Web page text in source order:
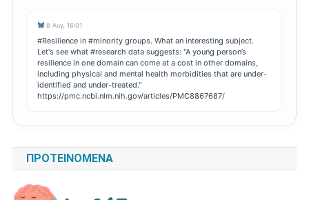
8 Αυγ, 16:01
#Resilience in #minority groups. What an interesting subject.
Let's see what #research data suggests: "A young person’s
resilience in one domain can come at a cost in other domains,
including physical and mental health morbidities that are under-
identified and under-treated."
https://pmc.ncbi.nlm.nih.gov/articles/PMC8867687/
ΠΡΟΤΕΙΝΌΜΕΝΑ